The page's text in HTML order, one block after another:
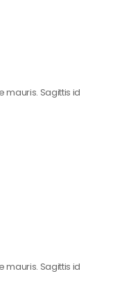
mauris. Sagittis id
mauris. Sagittis id